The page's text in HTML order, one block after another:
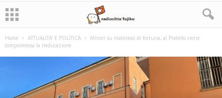
Home ATTUALITA' E POLITICA
Minori su materassi di fortuna, al Pratello viene
compromessa la rieducazione